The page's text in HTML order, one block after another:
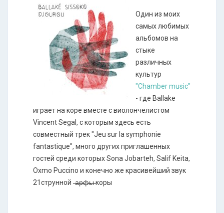
Один из моих
самых любимых
альбомов на
стыке
различных
культур
"Chamber music"
- где Ballake
играет на коре вместе с виолончелистом
Vincent Segal, с которым здесь есть
совместный трек "Jeu sur la symphonie
fantastique", много других приглашенных
гостей среди которых Sona Jobarteh, Salif Keita,
Oxmo Puccino и конечно же красивейший звук
21струнной ̶а̶р̶ф̶ы̶ коры